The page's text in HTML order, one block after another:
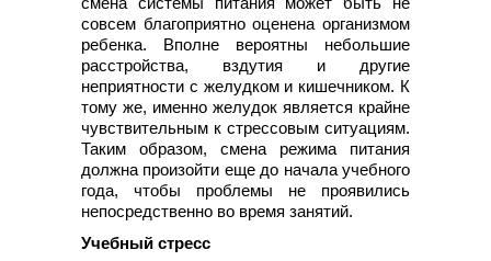
совсем благоприятно оценена организмом
ребенка. Вполне вероятны небольшие
расстройства, вздутия и другие
неприятности с желудком и кишечником. К
тому же, именно желудок является крайне
чувствительным к стрессовым ситуациям.
Таким образом, смена режима питания
должна произойти еще до начала учебного
года, чтобы проблемы не проявились
непосредственно во время занятий.
Учебный стресс